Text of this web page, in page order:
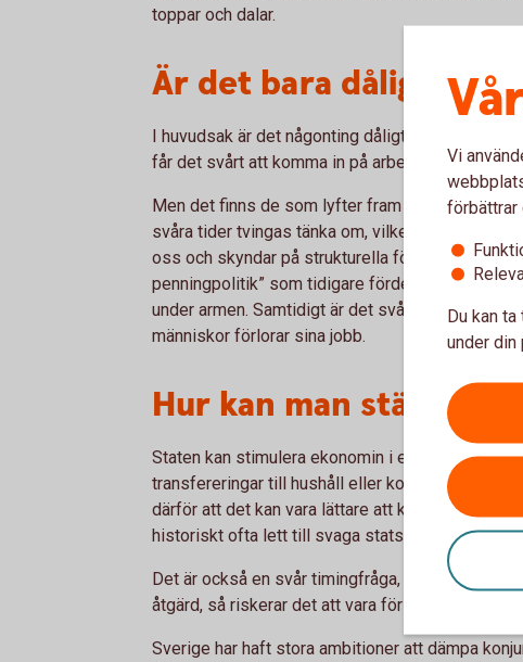
toppar och dalar.
Är det bara dåligt med
I huvudsak är det någonting dåligt i och med att
får det svårt att komma in på arbetsmarknaden,
Men det finns de som lyfter fram positiva
svåra tider tvingas tänka om, vilket kan leda till
oss och skyndar på strukturella förändringar. Det
penningpolitik” som tidigare fördes, med låg
under armen. Samtidigt är det svårt att väga
människor förlorar sina jobb.
Hur kan man stävja
Staten kan stimulera ekonomin i en
transfereringar till hushåll eller kommuner. Men
därför att det kan vara lättare att komma överens
historiskt ofta lett till svaga statsfinanser.
Det är också en svår timingfråga, för ofta när
åtgärd, så riskerar det att vara för sent och
Sverige har haft stora ambitioner att dämpa
Vi
förbättrar
Du kan
under din